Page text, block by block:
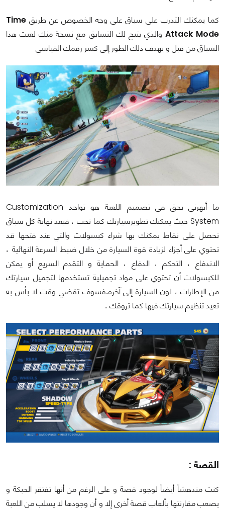
كما يمكنك التدرب على سباق على وجه الخصوص عن طريق Time
Attack Mode والذي يتيح لك التسابق مع نسخة منك لعبت هذا
السباق من قبل و يهدف ذلك الطور إلى كسر رقمك القياسي
ما أبهرني بحق في تصميم اللعبة هو تواجد Customization
System حيث يمكنك تطويرسيارتك كما تحب ، فبعد نهاية كل سباق
تحصل على نقاط يمكنك بها شراء كبسولات والتي عند فتحها قد
تحتوي على أجزاء لزيادة قوة السيارة من خلال ضبط السرعة النهائية ،
الاندفاع ، التحكم ، الدفاع ، الحماية و التقدم السريع أو يمكن
للكبسولات أن تحتوي على مواد تجميلية تستخدمها لتجميل سيارتك
من الإطارات ، لون السيارة إلى آخره..فسوف تقضي وقت لا بأس به
تعيد تنظيم سيارتك فيها كما تروقك ..
القصة :
كنت مندهشاً أيضاً لوجود قصة و على الرغم من أنها تفتقر الحبكة و
يصعب مقارنتها بألعاب قصة أخرى إلا و أن وجودها لا يسلب من اللعبة